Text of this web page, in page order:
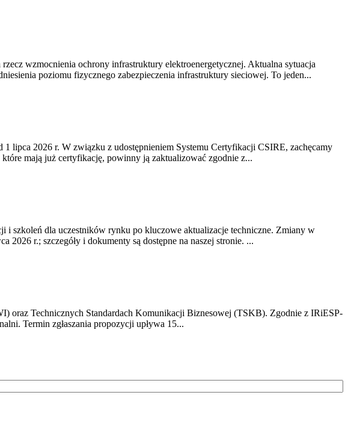
wzmocnienia ochrony infrastruktury elektroenergetycznej. Aktualna sytuacja
poziomu fizycznego zabezpieczenia infrastruktury sieciowej. To jeden...
lipca 2026 r. W związku z udostępnieniem Systemu Certyfikacji CSIRE, zachęcamy
mają już certyfikację, powinny ją zaktualizować zgodnie z...
i szkoleń dla uczestników rynku po kluczowe aktualizacje techniczne. Zmiany w
r.; szczegóły i dokumenty są dostępne na naszej stronie. ...
oraz Technicznych Standardach Komunikacji Biznesowej (TSKB). Zgodnie z IRiESP-
Termin zgłaszania propozycji upływa 15...